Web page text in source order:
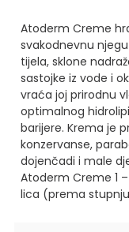
Atoderm Creme
svakodnevnu
tijela, sklone
sastojke iz vode i
vraća joj prirodnu
optimalnog
barijere. Krema je
konzervanse,
dojenčadi i male
Atoderm Creme 1
lica (prema